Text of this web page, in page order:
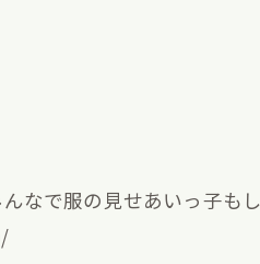
なで服の見せあいっ子もし